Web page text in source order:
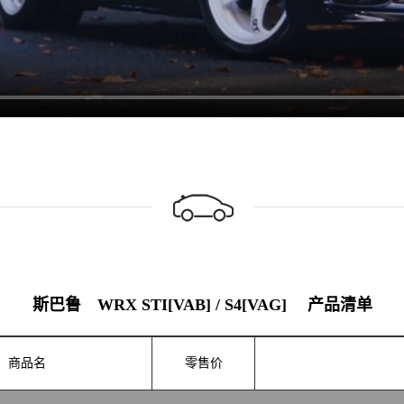
斯巴鲁 WRX STI[VAB] / S4[VAG] 产品清单
商品名 零售价